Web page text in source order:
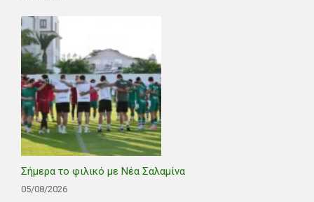
Σήμερα το φιλικό με Νέα Σαλαμίνα
05/08/2026